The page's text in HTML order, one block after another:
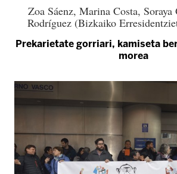
Zoa Sáenz, Marina Costa,
Rodríguez (Bizkaiko
Prekarietate gorriari, kamiseta
morea